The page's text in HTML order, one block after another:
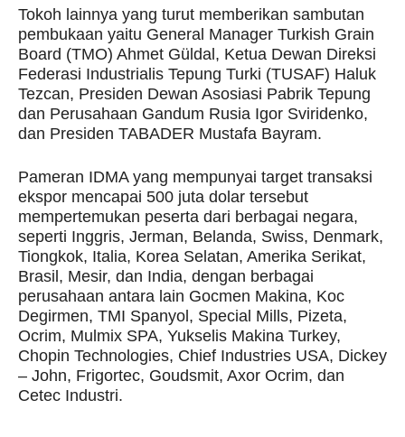
Tokoh lainnya yang turut memberikan sambutan
pembukaan yaitu General Manager Turkish Grain
Board (TMO) Ahmet Güldal, Ketua Dewan Direksi
Federasi Industrialis Tepung Turki (TUSAF) Haluk
Tezcan, Presiden Dewan Asosiasi Pabrik Tepung
dan Perusahaan Gandum Rusia Igor Sviridenko,
dan Presiden TABADER Mustafa Bayram.
Pameran IDMA yang mempunyai target transaksi
ekspor mencapai 500 juta dolar tersebut
mempertemukan peserta dari berbagai negara,
seperti Inggris, Jerman, Belanda, Swiss, Denmark,
Tiongkok, Italia, Korea Selatan, Amerika Serikat,
Brasil, Mesir, dan India, dengan berbagai
perusahaan antara lain Gocmen Makina, Koc
Degirmen, TMI Spanyol, Special Mills, Pizeta,
Ocrim, Mulmix SPA, Yukselis Makina Turkey,
Chopin Technologies, Chief Industries USA, Dickey
– John, Frigortec, Goudsmit, Axor Ocrim, dan
Cetec Industri.